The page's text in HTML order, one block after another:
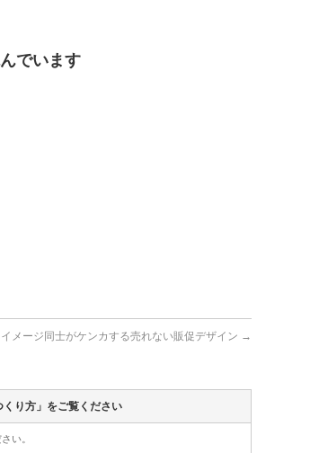
でいます
イメージ同士がケンカする売れない販促デザイン →
り方」をご覧ください
い。